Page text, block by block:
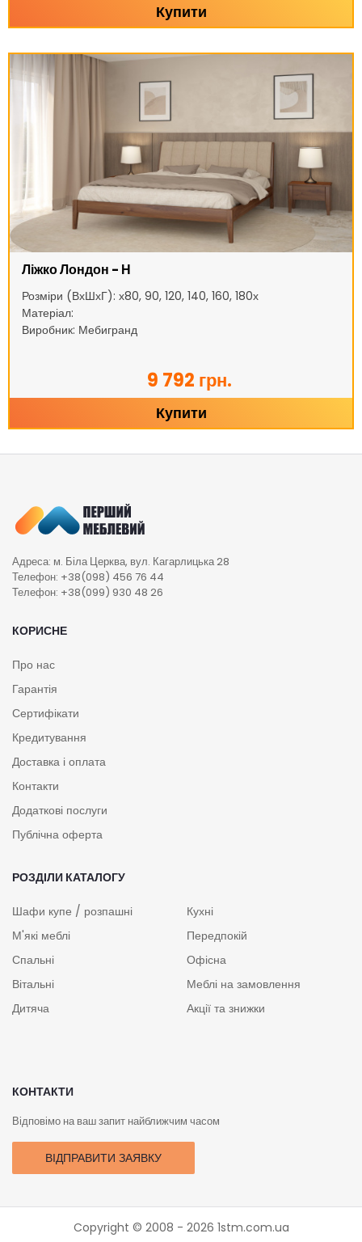
Купити
Ліжко Лондон - Н
Розміри (ВхШхГ): х80, 90, 120, 140, 160, 180х
Матеріал:
Виробник: Мебигранд
9 792 грн.
Купити
Адреса: м. Біла Церква, вул. Кагарлицька 28
Телефон: +38(098) 456 76 44
Телефон: +38(099) 930 48 26
КОРИСНЕ
Про нас
Гарантія
Сертифікати
Кредитування
Доставка і оплата
Контакти
Додаткові послуги
Публічна оферта
РОЗДІЛИ КАТАЛОГУ
Шафи купе / розпашні
М'які меблі
Спальні
Вітальні
Дитяча
Кухні
Передпокій
Офісна
Меблі на замовлення
Акції та знижки
КОНТАКТИ
Відповімо на ваш запит найближчим часом
ВІДПРАВИТИ ЗАЯВКУ
Copyright © 2008 - 2026 1stm.com.ua